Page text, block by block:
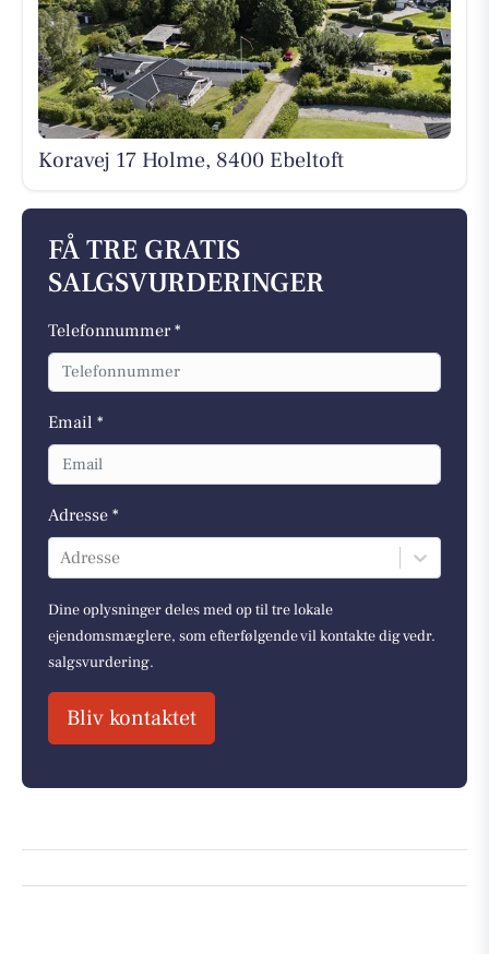
Koravej 17 Holme, 8400 Ebeltoft
FÅ TRE GRATIS
SALGSVURDERINGER
Telefonnummer *
Email *
Adresse *
Adresse
Dine oplysninger deles med op til tre lokale
ejendomsmæglere, som efterfølgende vil kontakte dig vedr.
salgsvurdering.
Bliv kontaktet